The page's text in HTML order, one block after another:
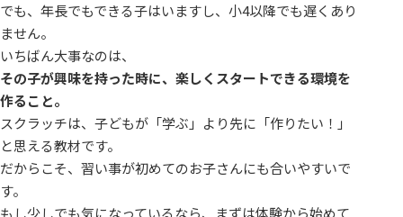
でも、年長でもできる子はいますし、小4以降でも遅くあり
ません。
いちばん大事なのは、
その子が興味を持った時に、楽しくスタートできる環境を
作ること。
スクラッチは、子どもが「学ぶ」より先に「作りたい！」
と思える教材です。
だからこそ、習い事が初めてのお子さんにも合いやすいで
す。
もし少しでも気になっているなら、まずは体験から始めて